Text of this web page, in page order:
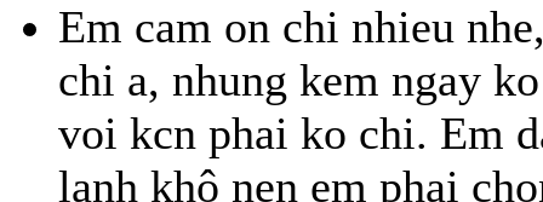
Em cam on chi nhieu
chi a, nhung kem ngay
voi kcn phai ko chi. Em
lanh khô nen em phai